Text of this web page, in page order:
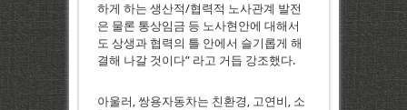
하게 하는 생산적/협력적 노사관계 발전
은 물론 통상임금 등 노사현안에 대해서
도 상생과 협력의 틀 안에서 슬기롭게 해
결해 나갈 것이다” 라고 거듭 강조했다.
아울러, 쌍용자동차는 친환경, 고연비, 소